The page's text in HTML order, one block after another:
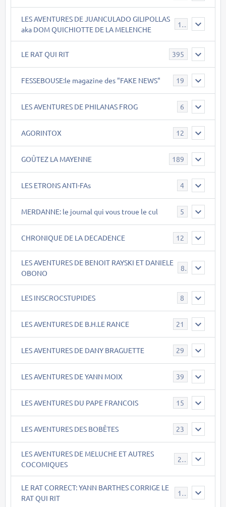
LES AVENTURES DE JUANCULADO GILIPOLLAS
aka DOM QUICHIOTTE DE LA MELENCHE
LE RAT QUI RIT 395
FESSEBOUSE:le magazine des "FAKE NEWS" 19
LES AVENTURES DE PHILANAS FROG 6
AGORINTOX 12
GOÛTEZ LA MAYENNE 189
LES ETRONS ANTI-FAs 4
MERDANNE: le journal qui vous troue le cul 5
CHRONIQUE DE LA DECADENCE 12
LES AVENTURES DE BENOIT RAYSKI ET DANIELE
OBONO
LES INSCROCSTUPIDES 8
LES AVENTURES DE B.H.LE RANCE 21
LES AVENTURES DE DANY BRAGUETTE 29
LES AVENTURES DE YANN MOIX 39
LES AVENTURES DU PAPE FRANCOIS 15
LES AVENTURES DES BOBÊTES 23
LES AVENTURES DE MELUCHE ET AUTRES
COCOMIQUES
LE RAT CORRECT: YANN BARTHES CORRIGE LE
RAT QUI RIT